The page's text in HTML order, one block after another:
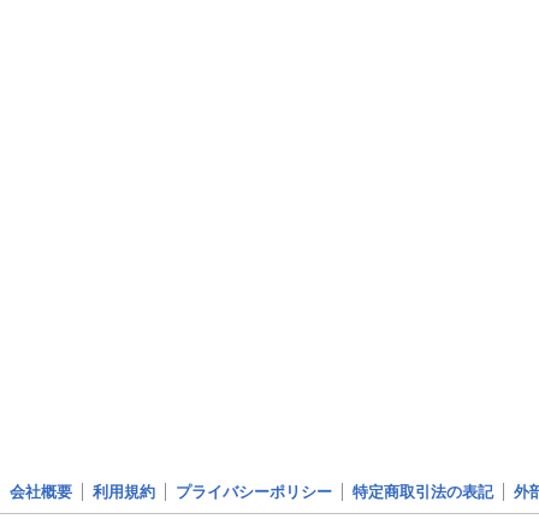
会社概要 利用規約 プライバシーポリシー 特定商取引法の表記 外